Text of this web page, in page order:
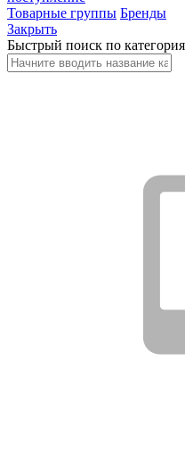
Товарные группы Бренды
Закрыть
Быстрый поиск по